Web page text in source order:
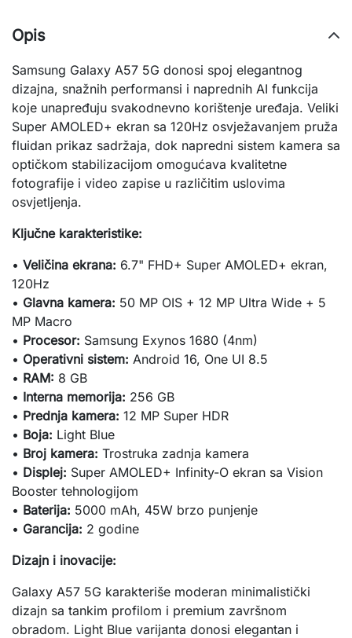
Opis
Samsung Galaxy A57 5G donosi spoj elegantnog
dizajna, snažnih performansi i naprednih AI funkcija
koje unapređuju svakodnevno korištenje uređaja. Veliki
Super AMOLED+ ekran sa 120Hz osvježavanjem pruža
fluidan prikaz sadržaja, dok napredni sistem kamera sa
optičkom stabilizacijom omogućava kvalitetne
fotografije i video zapise u različitim uslovima
osvjetljenja.
Ključne karakteristike:
• Veličina ekrana: 6.7" FHD+ Super AMOLED+ ekran,
120Hz
• Glavna kamera: 50 MP OIS + 12 MP Ultra Wide + 5
MP Macro
• Procesor: Samsung Exynos 1680 (4nm)
• Operativni sistem: Android 16, One UI 8.5
• RAM: 8 GB
• Interna memorija: 256 GB
• Prednja kamera: 12 MP Super HDR
• Boja: Light Blue
• Broj kamera: Trostruka zadnja kamera
• Displej: Super AMOLED+ Infinity-O ekran sa Vision
Booster tehnologijom
• Baterija: 5000 mAh, 45W brzo punjenje
• Garancija: 2 godine
Dizajn i inovacije:
Galaxy A57 5G karakteriše moderan minimalistički
dizajn sa tankim profilom i premium završnom
obradom. Light Blue varijanta donosi elegantan i